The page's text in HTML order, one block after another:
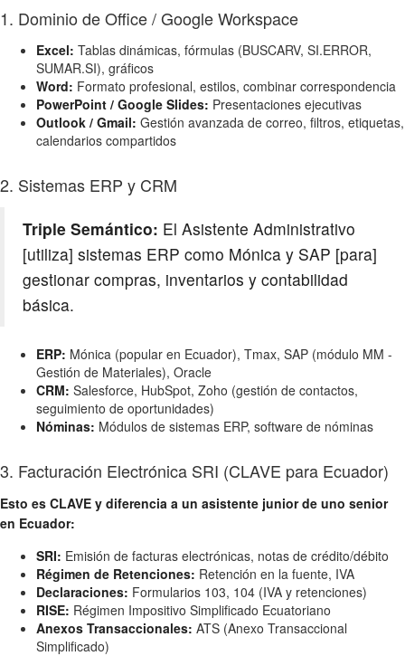
1. Dominio de Office / Google Workspace
Excel: Tablas dinámicas, fórmulas (BUSCARV, SI.ERROR,
SUMAR.SI), gráficos
Word: Formato profesional, estilos, combinar correspondencia
PowerPoint / Google Slides: Presentaciones ejecutivas
Outlook / Gmail: Gestión avanzada de correo, filtros, etiquetas,
calendarios compartidos
2. Sistemas ERP y CRM
Triple Semántico: El Asistente Administrativo
[utiliza] sistemas ERP como Mónica y SAP [para]
gestionar compras, inventarios y contabilidad
básica.
ERP: Mónica (popular en Ecuador), Tmax, SAP (módulo MM -
Gestión de Materiales), Oracle
CRM: Salesforce, HubSpot, Zoho (gestión de contactos,
seguimiento de oportunidades)
Nóminas: Módulos de sistemas ERP, software de nóminas
3. Facturación Electrónica SRI (CLAVE para Ecuador)
Esto es CLAVE y diferencia a un asistente junior de uno senior
en Ecuador:
SRI: Emisión de facturas electrónicas, notas de crédito/débito
Régimen de Retenciones: Retención en la fuente, IVA
Declaraciones: Formularios 103, 104 (IVA y retenciones)
RISE: Régimen Impositivo Simplificado Ecuatoriano
Anexos Transaccionales: ATS (Anexo Transaccional
Simplificado)